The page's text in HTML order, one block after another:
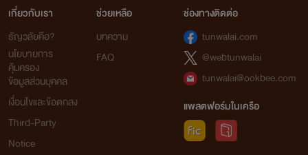
เกี่ยวกับเรา
ธัญวลัยคือ?
นโยบายการ
คุ้มครอง
ข้อมูลส่วนบุคคล
เงื่อนไขและข้อตกลง
Third-Party
Notice
ช่วยเหลือ
บทความ
FAQ
ช่องทางติดต่อ
tunwalai.com
@webtunwalai
tunwalai@ookbee.com
แพลตฟอร์มในเครือ